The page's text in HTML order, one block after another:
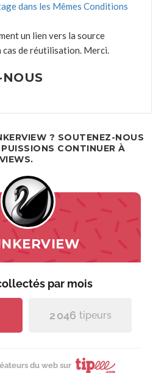
dans les Mêmes Conditions
un lien vers la source
de réutilisation. Merci.
? SOUTENEZ-NOUS
CONTINUER À
par mois
2 046 tipeurs
du web sur